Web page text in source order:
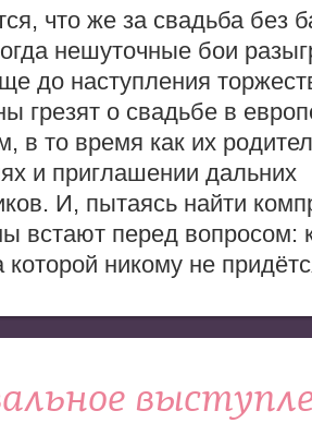
что же за свадьба без
нешуточные бои
до наступления
грезят о свадьбе в
в то время как их
и приглашении дальних
И, пытаясь найти
встают перед вопросом:
которой никому не